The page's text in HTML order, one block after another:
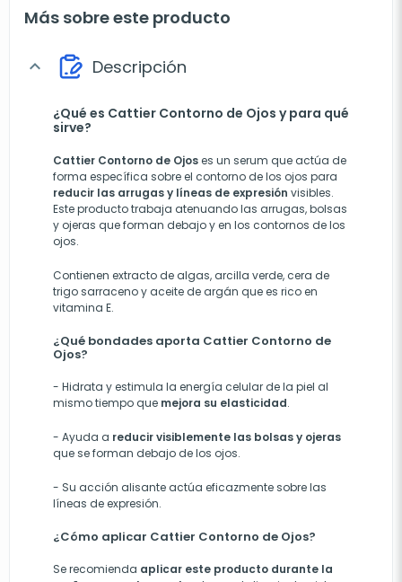
Más sobre este producto
expand_more Descripción
¿Qué es Cattier Contorno de Ojos y para qué
sirve?
Cattier Contorno de Ojoses un serum que actúa de
forma específica sobre el contorno de los ojos para
reducir las arrugas y líneas de expresión visibles.
Este producto trabaja atenuando las arrugas, bolsas
y ojeras que forman debajo y en los contornos de los
ojos.
Contienen extracto de algas, arcilla verde, cera de
trigo sarraceno y aceite de argán que es rico en
vitamina E.
¿Qué bondades aporta Cattier Contorno de
Ojos?
- Hidrata y estimula la energía celular de la piel al
mismo tiempo que mejora su elasticidad.
- Ayuda a reducir visiblemente las bolsas y ojeras
que se forman debajo de los ojos.
- Su acción alisante actúa eficazmente sobre las
líneas de expresión.
¿Cómo aplicar Cattier Contorno de Ojos?
Se recomienda aplicar este producto durante la